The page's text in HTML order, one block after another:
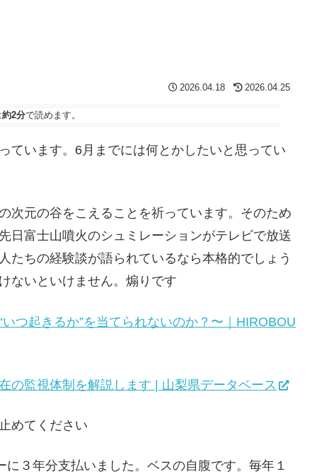
2026.04.18 2026.04.25
約2分で読めます。
ています。6月までには何とかしたいと思ってい
次元の谷をこえることを祈っています。そのため
日富士山噴火のシュミレーションがテレビで放送
たちの経験談が語られているなら本格的でしょう
ないといけません。煽りです
つ起きるか”を当てられないのか？〜｜HIROBOU
の監視体制を解説します | 山梨県データベース
めてください
３年分支払いました。ベスの自腹です。毎年１